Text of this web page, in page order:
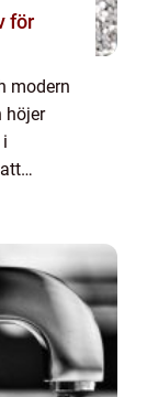
modern
höjer